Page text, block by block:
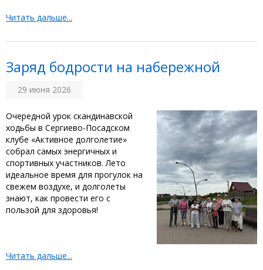
Читать дальше...
Заряд бодрости на набережной
29 июня 2026
‎Очередной урок скандинавской
ходьбы в Сергиево-Посадском
клубе «Активное долголетие»
собрал самых энергичных и
спортивных участников. Лето
идеальное время для прогулок на
свежем воздухе, и долголеты
знают, как провести его с
пользой для здоровья! ‎
Читать дальше...